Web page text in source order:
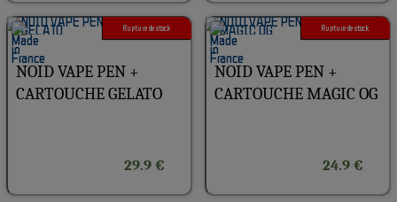
Rupture de stock
NOID VAPE PEN +
CARTOUCHE GELATO
29.9 €
Rupture de stock
NOID VAPE PEN +
CARTOUCHE MAGIC OG
24.9 €